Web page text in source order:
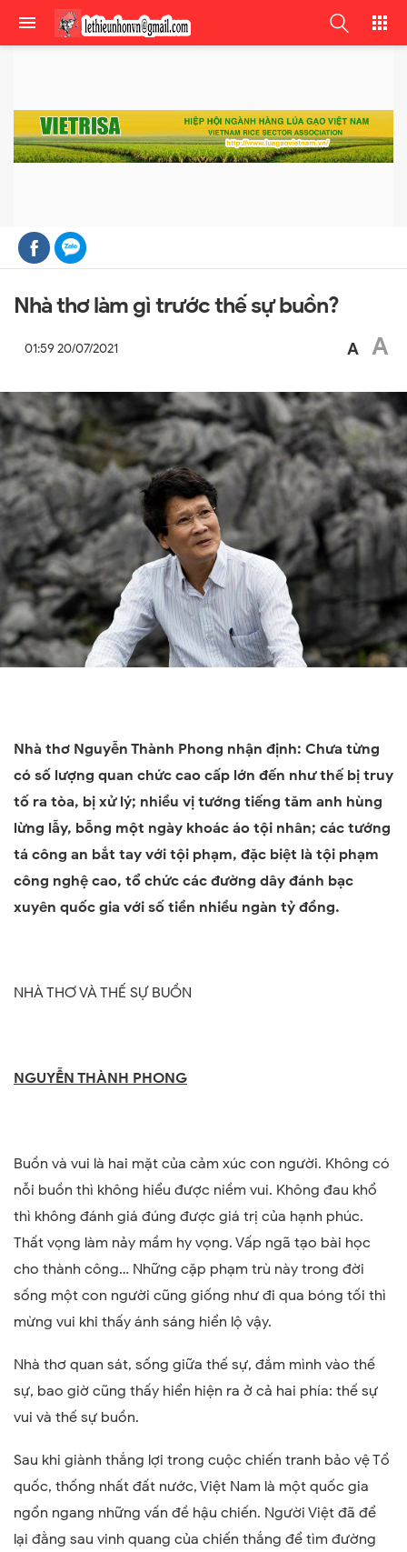
Nhà thơ làm gì trước thế sự buồn?
01:59 20/07/2021 A A
Nhà thơ Nguyễn Thành Phong nhận định: Chưa từng
có số lượng quan chức cao cấp lớn đến như thế bị truy
tố ra tòa, bị xử lý; nhiều vị tướng tiếng tăm anh hùng
lừng lẫy, bỗng một ngày khoác áo tội nhân; các tướng
tá công an bắt tay với tội phạm, đặc biệt là tội phạm
công nghệ cao, tổ chức các đường dây đánh bạc
xuyên quốc gia với số tiền nhiều ngàn tỷ đồng.
NHÀ THƠ VÀ THẾ SỰ BUỒN
NGUYỄN THÀNH PHONG
Buồn và vui là hai mặt của cảm xúc con người. Không có
nỗi buồn thì không hiểu được niềm vui. Không đau khổ
thì không đánh giá đúng được giá trị của hạnh phúc.
Thất vọng làm nảy mầm hy vọng. Vấp ngã tạo bài học
cho thành công… Những cặp phạm trù này trong đời
sống một con người cũng giống như đi qua bóng tối thì
mừng vui khi thấy ánh sáng hiển lộ vậy.
Nhà thơ quan sát, sống giữa thế sự, đắm mình vào thế
sự, bao giờ cũng thấy hiển hiện ra ở cả hai phía: thế sự
vui và thế sự buồn.
Sau khi giành thắng lợi trong cuộc chiến tranh bảo vệ Tổ
quốc, thống nhất đất nước, Việt Nam là một quốc gia
ngổn ngang những vấn đề hậu chiến. Người Việt đã để
lại đằng sau vinh quang của chiến thắng để tìm đường